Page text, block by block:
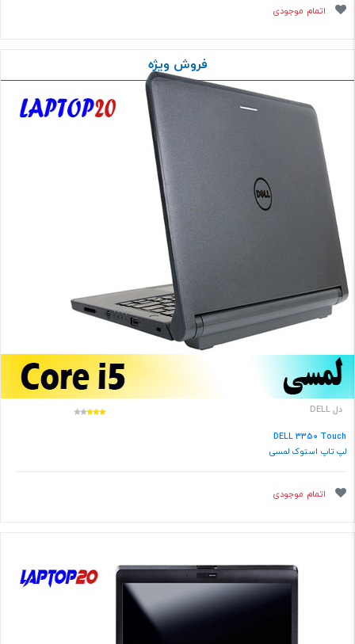
اتمام موجودی
فروش ویژه
دل DELL
DELL 3350 Touch
لپ تاپ استوک لمسی
اتمام موجودی